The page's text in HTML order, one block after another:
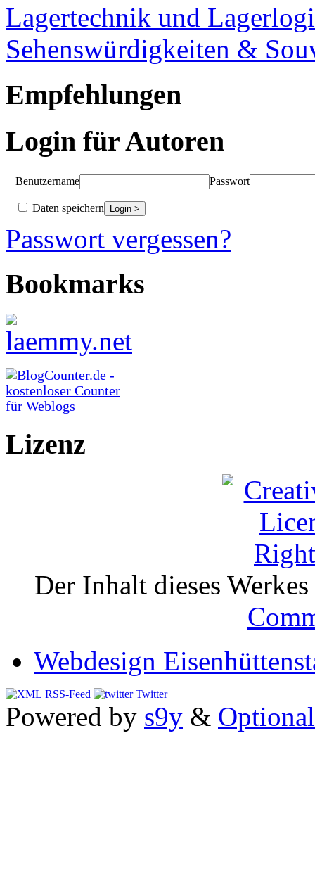
Lagertechnik und
Sehenswürdigkeiten &
Empfehlungen
Login für Autoren
Benutzername Passwort
Daten speichern
Passwort vergessen?
Bookmarks
Lizenz
Der Inhalt dieses
Webdesign
RSS-Feed Twitter
Powered by s9y &